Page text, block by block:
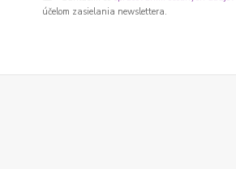
účelom zasielania newslettera.